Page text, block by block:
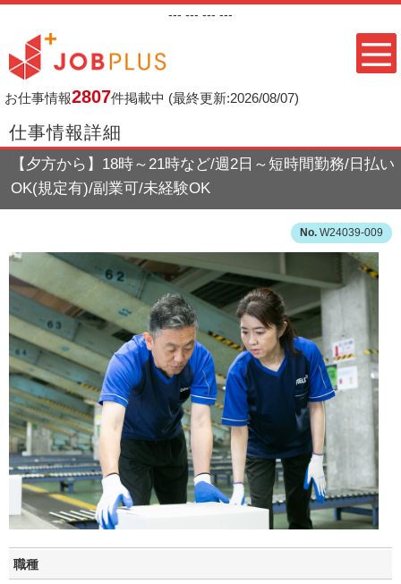
--- --- --- ---
お仕事情報2807件掲載中 (最終更新:2026/08/07)
仕事情報詳細
【夕方から】18時～21時など/週2日～短時間勤務/日払い
OK(規定有)/副業可/未経験OK
W24039-009
職種